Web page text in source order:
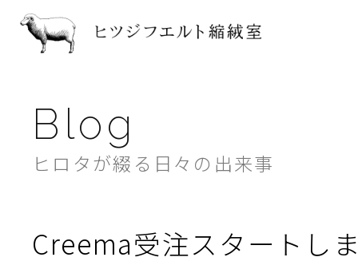
Blog
ヒロタが綴る日々の出来事
Creema受注スタートし